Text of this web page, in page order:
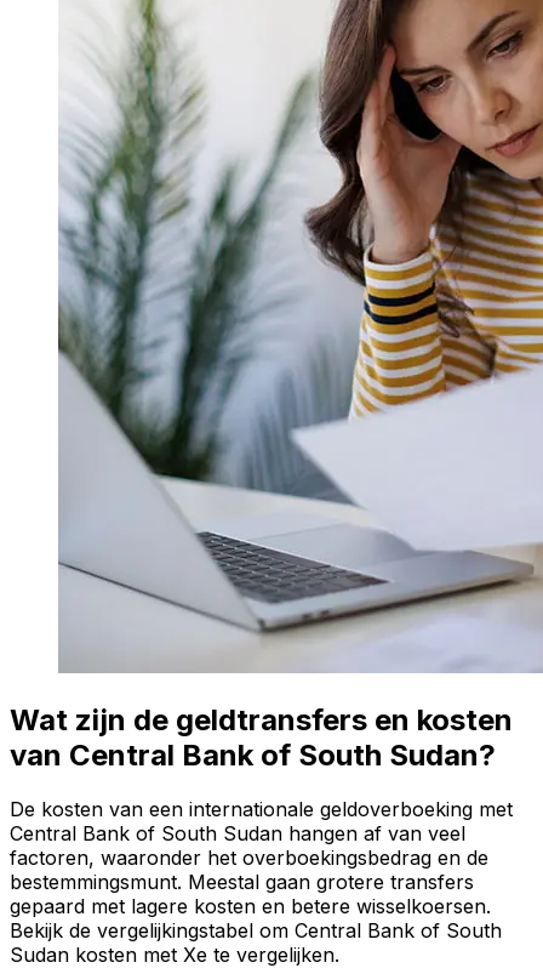
Wat zijn de geldtransfers en kosten
van Central Bank of South Sudan?
De kosten van een internationale geldoverboeking met
Central Bank of South Sudan hangen af van veel
factoren, waaronder het overboekingsbedrag en de
bestemmingsmunt. Meestal gaan grotere transfers
gepaard met lagere kosten en betere wisselkoersen.
Bekijk de vergelijkingstabel om Central Bank of South
Sudan kosten met Xe te vergelijken.